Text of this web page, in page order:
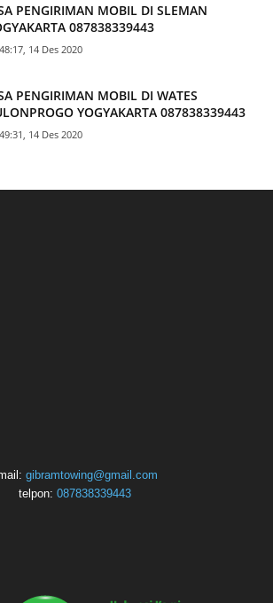
PENGIRIMAN MOBIL DI SLEMAN
087838339443
14 Des 2020
PENGIRIMAN MOBIL DI WATES
YOGYAKARTA 087838339443
14 Des 2020
gibramtowing@gmail.com
telpon: 087838339443